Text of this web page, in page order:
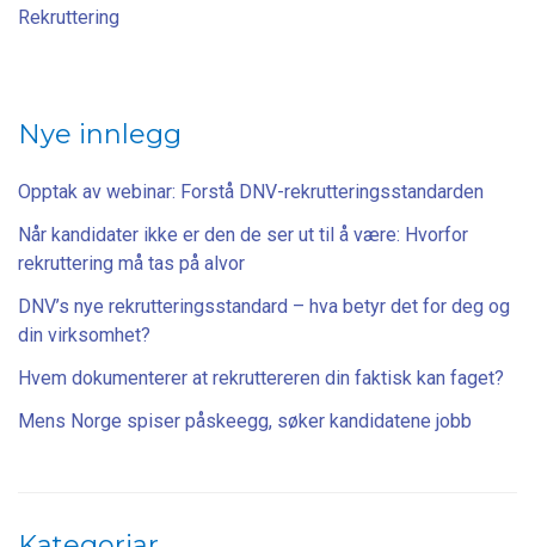
Rekruttering
Nye innlegg
Opptak av webinar: Forstå DNV-rekrutteringsstandarden
Når kandidater ikke er den de ser ut til å være: Hvorfor
rekruttering må tas på alvor
DNV’s nye rekrutteringsstandard – hva betyr det for deg og
din virksomhet?
Hvem dokumenterer at rekruttereren din faktisk kan faget?
Mens Norge spiser påskeegg, søker kandidatene jobb